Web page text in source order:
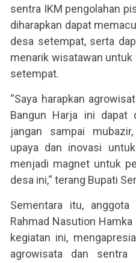
sentra IKM pengolahan
diharapkan dapat
desa setempat, serta
menarik wisatawan
setempat.
“Saya harapkan
Bangun Harja ini dapat
jangan sampai
upaya dan inovasi
menjadi magnet untuk
desa ini,“ terang Bupati
Sementara itu,
Rahmad Nasution
kegiatan ini,
agrowisata dan sentra